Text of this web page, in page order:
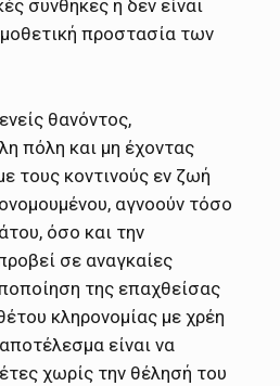
συνθήκες ή δεν είναι
προστασία των
θανόντος,
πόλη και μη έχοντας
τους κοντινούς εν ζωή
αγνοούν τόσο
όσο και την
σε αναγκαίες
της επαχθείσας
κληρονομίας με χρέη
είναι να
χωρίς την θέλησή του